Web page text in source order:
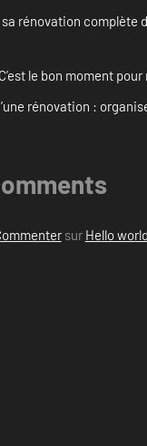
rénovation complète
le bon moment
rénovation :
sur Hello